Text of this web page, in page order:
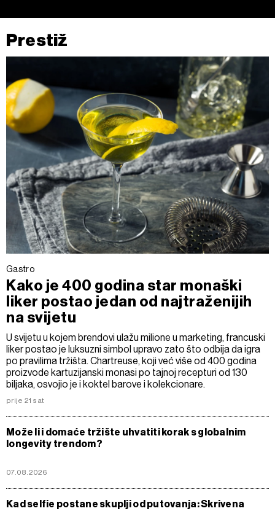
Prestiž
Gastro
Kako je 400 godina star monaški
liker postao jedan od najtraženijih
na svijetu
U svijetu u kojem brendovi ulažu milione u marketing, francuski
liker postao je luksuzni simbol upravo zato što odbija da igra
po pravilima tržišta. Chartreuse, koji već više od 400 godina
proizvode kartuzijanski monasi po tajnoj recepturi od 130
biljaka, osvojio je i koktel barove i kolekcionare.
prije 21 sat
Može li i domaće tržište uhvatiti korak s globalnim
longevity trendom?
07.08.2026
Kad selfie postane skuplji od putovanja: Skrivena